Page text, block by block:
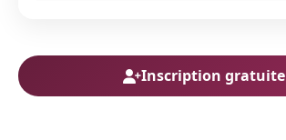
Inscription gratuite